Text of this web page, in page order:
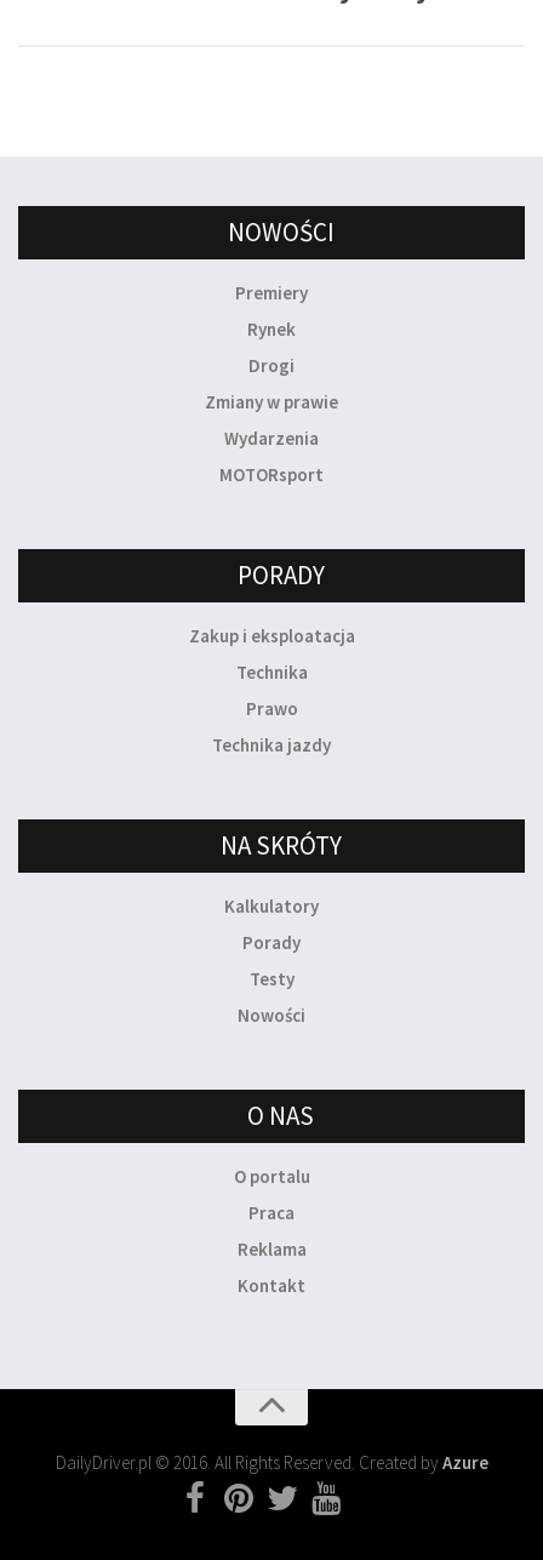
NOWOŚCI
Premiery
Rynek
Drogi
Zmiany w prawie
Wydarzenia
MOTORsport
PORADY
Zakup i eksploatacja
Technika
Prawo
Technika jazdy
NA SKRÓTY
Kalkulatory
Porady
Testy
Nowości
O NAS
O portalu
Praca
Reklama
Kontakt
DailyDriver.pl © 2016. All Rights Reserved. Created byAzure